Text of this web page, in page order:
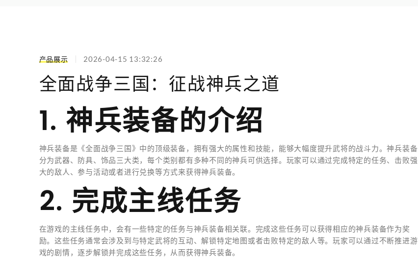
产品展示 2026-04-15 13:32:26
全面战争三国：征战神兵之道
1. 神兵装备的介绍
神兵装备是《全面战争三国》中的顶级装备，拥有强大的属性和技能，能够大幅度提升武将的战斗力。神兵装备
分为武器、防具、饰品三大类，每个类别都有多种不同的神兵可供选择。玩家可以通过完成特定的任务、击败强
大的敌人、参与活动或者进行兑换等方式来获得神兵装备。
2. 完成主线任务
在游戏的主线任务中，会有一些特定的任务与神兵装备相关联。完成这些任务可以获得相应的神兵装备作为奖
励。这些任务通常会涉及到与特定武将的互动、解锁特定地图或者击败特定的敌人等。玩家可以通过不断推进游
戏的剧情，逐步解锁并完成这些任务，从而获得神兵装备。